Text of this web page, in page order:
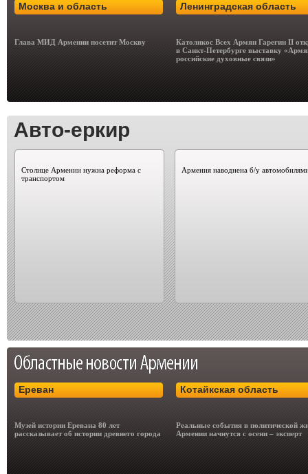
Москва и область
Глава МИД Армении посетит Москву
Ленинградская область
Католикос Всех Армян Гарегин II
в Санкт-Петербурге выставку
российские духовные связи»
Авто-еркир
Столице Армении нужна реформа с
транспортом
Армения наводнена б/у
Ереван
Музей истории Еревана 80 лет
рассказывает об истории древнего города
Котайкская область
Реальные события в политической
Армении начнутся с осени – эксперт